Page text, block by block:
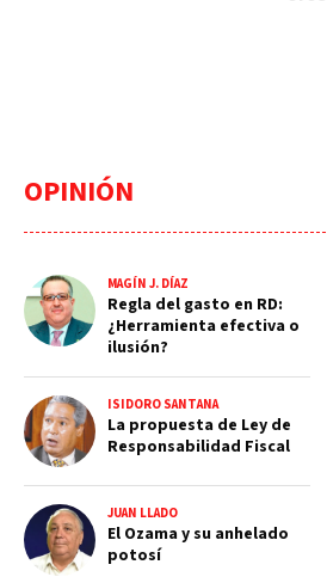
OPINIÓN
MAGÍN J. DÍAZ
Regla del gasto en RD:
¿Herramienta efectiva o
ilusión?
ISIDORO SANTANA
La propuesta de Ley de
Responsabilidad Fiscal
JUAN LLADO
El Ozama y su anhelado
potosí